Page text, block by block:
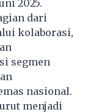
2025.
dari
kolaborasi,
segmen
nasional.
menjadi